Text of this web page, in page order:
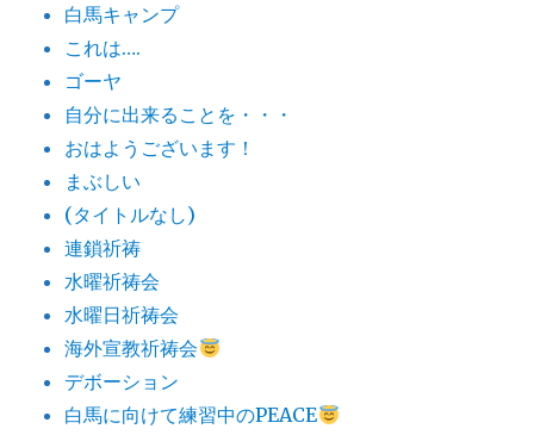
白馬キャンプ
これは….
ゴーヤ
自分に出来ることを・・・
おはようございます！
まぶしい
(タイトルなし)
連鎖祈祷
水曜祈祷会
水曜日祈祷会
海外宣教祈祷会
デボーション
白馬に向けて練習中のPEACE